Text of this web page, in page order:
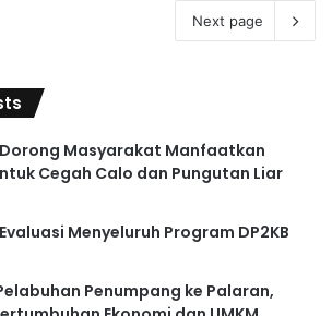
Next page
Dorong Masyarakat Manfaatkan
Cegah Calo dan Pungutan Liar
Menyeluruh Program DP2KB
Penumpang ke Palaran,